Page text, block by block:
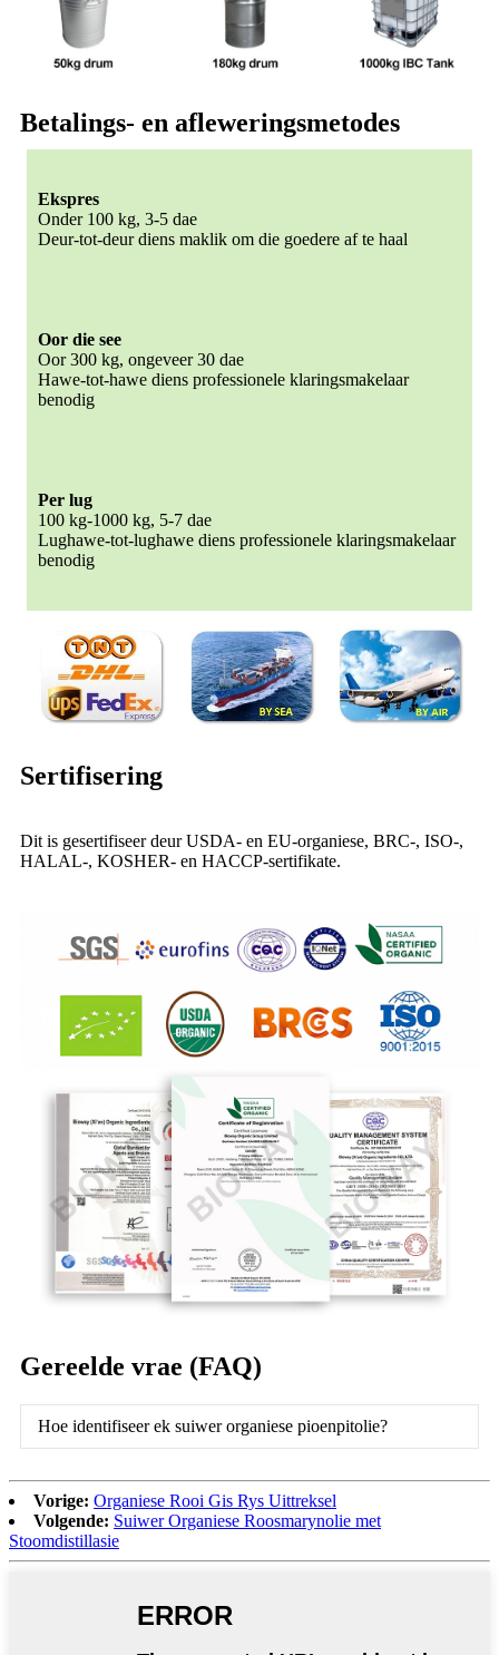
Betalings- en afleweringsmetodes
Ekspres
Onder 100 kg, 3-5 dae
Deur-tot-deur diens maklik om die goedere af te haal
Oor die see
Oor 300 kg, ongeveer 30 dae
Hawe-tot-hawe diens professionele klaringsmakelaar
benodig
Per lug
100 kg-1000 kg, 5-7 dae
Lughawe-tot-lughawe diens professionele klaringsmakelaar
benodig
Sertifisering
Dit is gesertifiseer deur USDA- en EU-organiese, BRC-, ISO-,
HALAL-, KOSHER- en HACCP-sertifikate.
Gereelde vrae (FAQ)
Hoe identifiseer ek suiwer organiese pioenpitolie?
Vorige: Organiese Rooi Gis Rys Uittreksel
Volgende: Suiwer Organiese Roosmarynolie met
Stoomdistillasie